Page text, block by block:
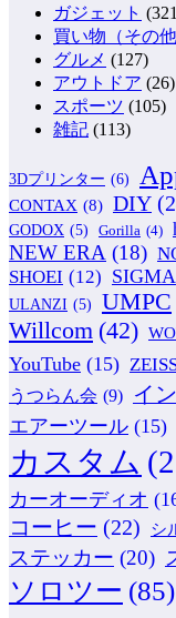
ガジェット
買い物（その他
グルメ (127)
アウトドア (26)
スポーツ (105)
雑記 (113)
3Dプリンター (6)
CONTAX (8) DIY
GODOX (5) Gorilla (4)
NEW ERA (18)
SHOEI (12) SIGMA
ULANZI (5) UMPC
Willcom (42)
YouTube (15)
うつらん会 (9) イ
エアーツール (15)
カスタム
カーオーディオ
コーヒー (22) シ
ステッカー (20)
ソロツー (85)